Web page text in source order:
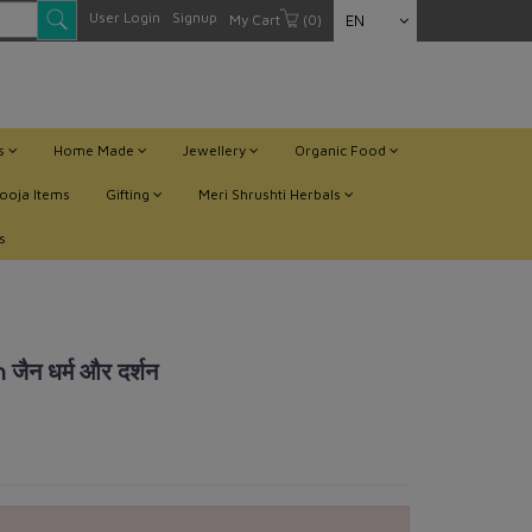
User Login Signup My Cart (0) EN
Home Made Jewellery Organic Food
Items Gifting Meri Shrushti Herbals
धर्म और दर्शन